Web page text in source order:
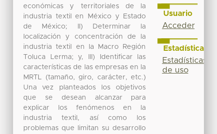
económicas y territoriales de la
industria textil en México y Estado
de México; II) Determinar la
localización y concentración de la
industria textil en la Macro Región
Toluca Lerma; y, III) Identificar las
características de las empresas en la
MRTL (tamaño, giro, carácter, etc.)
Una vez planteados los objetivos
que se desean alcanzar para
explicar los fenómenos en la
industria textil, así como los
problemas que limitan su desarrollo
Usuario
Acceder
Estadísticas
Estadísticas
de uso